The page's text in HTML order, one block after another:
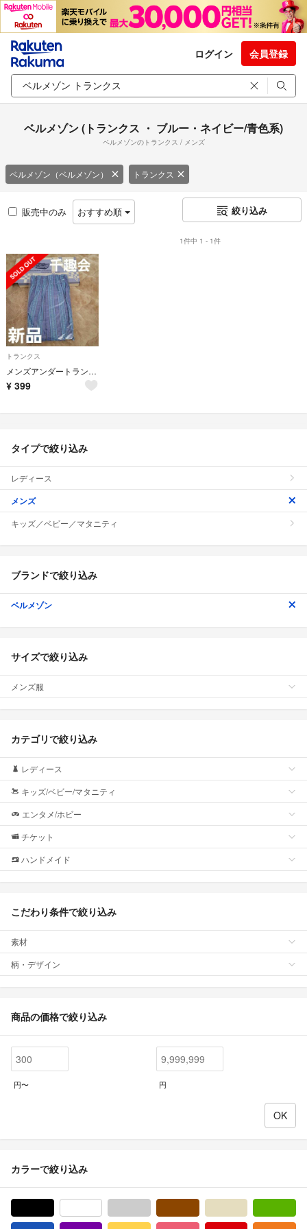
ログイン 会員登録
ベルメゾン (トランクス ・ ブルー・ネイビー/青色系)
ベルメゾンのトランクス / メンズ
ベルメゾン（ベルメゾン） トランクス
販売中のみ おすすめ順 絞り込み
1件中 1 - 1件
トランクス
メンズアンダートランクス UT-J/A M 青系ストライプ 千趣会 新品
¥ 399
タイプで絞り込み
レディース
メンズ
キッズ／ベビー／マタニティ
ブランドで絞り込み
ベルメゾン
サイズで絞り込み
メンズ服
カテゴリで絞り込み
レディース
キッズ/ベビー/マタニティ
エンタメ/ホビー
チケット
ハンドメイド
こだわり条件で絞り込み
素材
柄・デザイン
商品の価格で絞り込み
円〜 円
カラーで絞り込み